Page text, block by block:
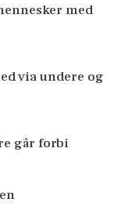
med
via undere og
går forbi